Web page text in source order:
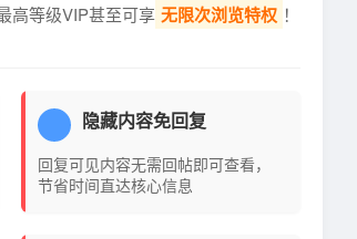
高等级VIP甚至可享 无限次浏览特权 ！
隐藏内容免回复
回复可见内容无需回帖即可查看，
节省时间直达核心信息